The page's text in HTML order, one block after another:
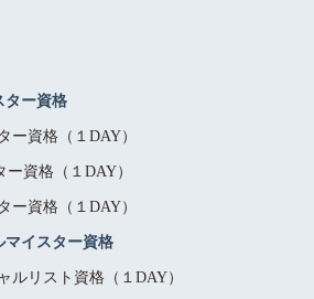
ター資格
ー資格（１DAY）
資格（１DAY）
ー資格（１DAY）
マイスター資格
ルリスト資格（１DAY）